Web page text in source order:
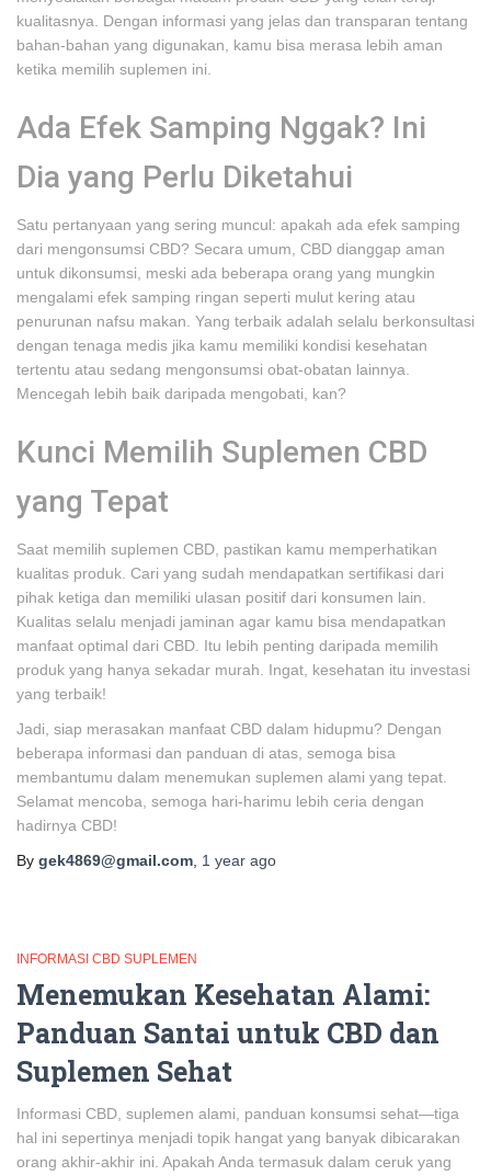
kualitasnya. Dengan informasi yang jelas dan transparan tentang
bahan-bahan yang digunakan, kamu bisa merasa lebih aman
ketika memilih suplemen ini.
Ada Efek Samping Nggak? Ini
Dia yang Perlu Diketahui
Satu pertanyaan yang sering muncul: apakah ada efek samping
dari mengonsumsi CBD? Secara umum, CBD dianggap aman
untuk dikonsumsi, meski ada beberapa orang yang mungkin
mengalami efek samping ringan seperti mulut kering atau
penurunan nafsu makan. Yang terbaik adalah selalu berkonsultasi
dengan tenaga medis jika kamu memiliki kondisi kesehatan
tertentu atau sedang mengonsumsi obat-obatan lainnya.
Mencegah lebih baik daripada mengobati, kan?
Kunci Memilih Suplemen CBD
yang Tepat
Saat memilih suplemen CBD, pastikan kamu memperhatikan
kualitas produk. Cari yang sudah mendapatkan sertifikasi dari
pihak ketiga dan memiliki ulasan positif dari konsumen lain.
Kualitas selalu menjadi jaminan agar kamu bisa mendapatkan
manfaat optimal dari CBD. Itu lebih penting daripada memilih
produk yang hanya sekadar murah. Ingat, kesehatan itu investasi
yang terbaik!
Jadi, siap merasakan manfaat CBD dalam hidupmu? Dengan
beberapa informasi dan panduan di atas, semoga bisa
membantumu dalam menemukan suplemen alami yang tepat.
Selamat mencoba, semoga hari-harimu lebih ceria dengan
hadirnya CBD!
By gek4869@gmail.com 1 year ago
INFORMASI CBD SUPLEMEN
Menemukan Kesehatan Alami:
Panduan Santai untuk CBD dan
Suplemen Sehat
Informasi CBD, suplemen alami, panduan konsumsi sehat—tiga
hal ini sepertinya menjadi topik hangat yang banyak dibicarakan
orang akhir-akhir ini. Apakah Anda termasuk dalam ceruk yang